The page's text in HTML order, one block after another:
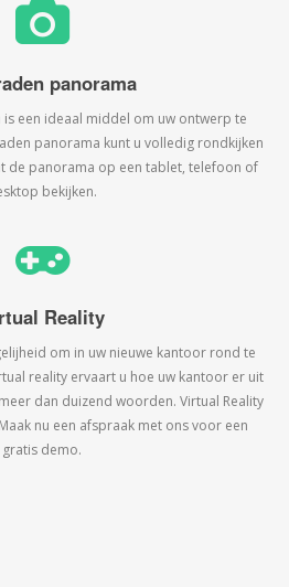
panorama
een ideaal middel om uw ontwerp te
panorama kunt u volledig rondkijken
de panorama op een tablet, telefoon of
bekijken.
Reality
om in uw nieuwe kantoor rond te
reality ervaart u hoe uw kantoor er uit
dan duizend woorden. Virtual Reality
nu een afspraak met ons voor een
gratis demo.